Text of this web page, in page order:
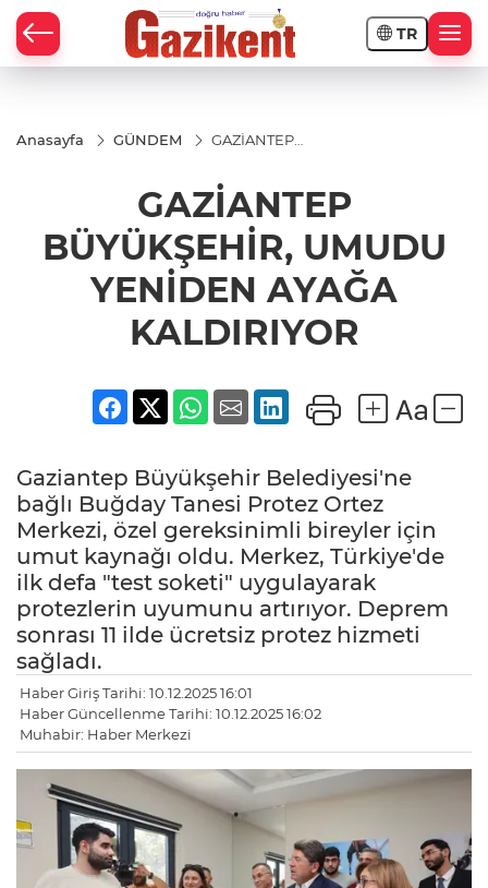
TR
Anasayfa GÜNDEM
GAZİANTEP
YENİDEN
AYAĞA
KALDIRIYOR
GAZİANTEP
BÜYÜKŞEHİR, UMUDU
YENİDEN AYAĞA
KALDIRIYOR
Gaziantep Büyükşehir Belediyesi'ne
bağlı Buğday Tanesi Protez Ortez
Merkezi, özel gereksinimli bireyler için
umut kaynağı oldu. Merkez, Türkiye'de
ilk defa "test soketi" uygulayarak
protezlerin uyumunu artırıyor. Deprem
sonrası 11 ilde ücretsiz protez hizmeti
sağladı.
Haber Giriş Tarihi: 10.12.2025 16:01
Haber Güncellenme Tarihi: 10.12.2025 16:02
Muhabir: Haber Merkezi